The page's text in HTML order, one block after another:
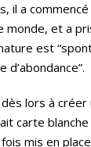
il a
monde, et a
est
lors à
carte blanche
mis en